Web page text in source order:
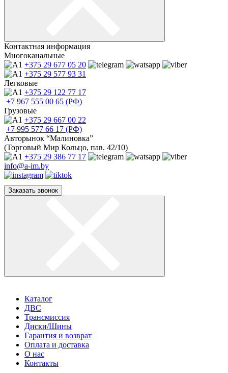
Контактная информация
Многоканальные
+375 29 677 05 20
+375 29 577 93 31
Легковые
+375 29 122 77 17
+7 967 555 00 65 (РФ)
Грузовые
+375 29 667 00 22
+7 995 577 66 17 (РФ)
Авторынок “Малиновка”
(Торговый Мир Кольцо, пав. 42/10)
+375 29 386 77 17
info@a-im.by
Заказать звонок
Каталог
ДВС
Трансмиссия
Диски/Шины
Гарантия и возврат
Оплата и доставка
О нас
Контакты